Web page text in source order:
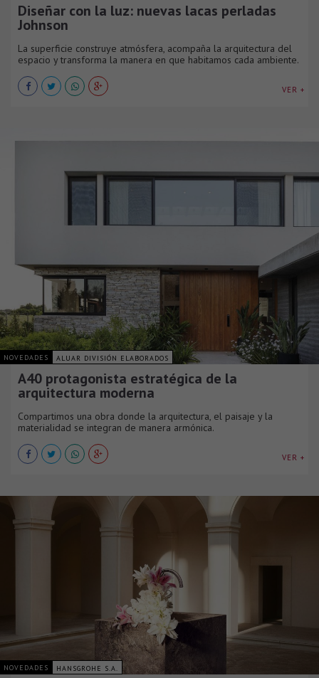
Diseñar con la luz: nuevas lacas perladas
Johnson
La superficie construye atmósfera, acompaña la arquitectura del
espacio y transforma la manera en que habitamos cada ambiente.
VER +
NOVEDADES ALUAR DIVISIÓN ELABORADOS
A40 protagonista estratégica de la
arquitectura moderna
Compartimos una obra donde la arquitectura, el paisaje y la
materialidad se integran de manera armónica.
VER +
NOVEDADES HANSGROHE S.A.